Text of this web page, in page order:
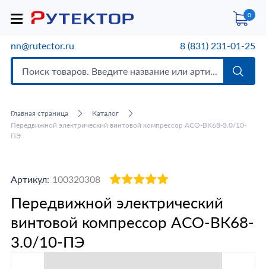
0
nn@rutector.ru 8 (831) 231-01-25
Главная страница
Каталог
Передвижной электрический винтовой компрессор АСО-ВК68-3.0/10-
ПЭ
Артикул: 100320308
Передвижной электрический
винтовой компрессор АСО-ВК68-
3.0/10-ПЭ